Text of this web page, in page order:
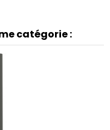
catégorie :